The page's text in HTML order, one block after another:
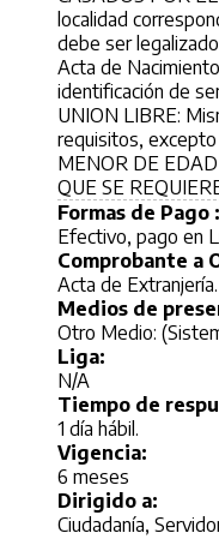
localidad
debe ser
Acta de
identificación de
UNION LIBRE:
requisitos, excepto
MENOR DE
QUE SE
Formas de Pago :
Efectivo, pago en
Comprobante a
Acta de Extranjería.
Medios de
Otro Medio:
Liga:
N/A
Tiempo de
1 día hábil.
Vigencia:
6 meses
Dirigido a:
Ciudadanía,